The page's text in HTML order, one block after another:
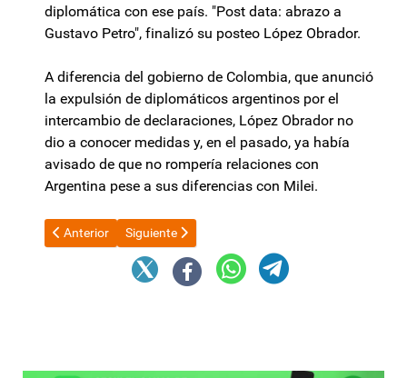
diplomática con ese país. "Post data: abrazo a
Gustavo Petro", finalizó su posteo López Obrador.
A diferencia del gobierno de Colombia, que anunció
la expulsión de diplomáticos argentinos por el
intercambio de declaraciones, López Obrador no
dio a conocer medidas y, en el pasado, ya había
avisado de que no rompería relaciones con
Argentina pese a sus diferencias con Milei.
Artículo anterior: Papelón de Luis Petri: gastó 400 mil dólares
Anterior Artículo siguiente: La TV Pública se queda sin
Siguiente